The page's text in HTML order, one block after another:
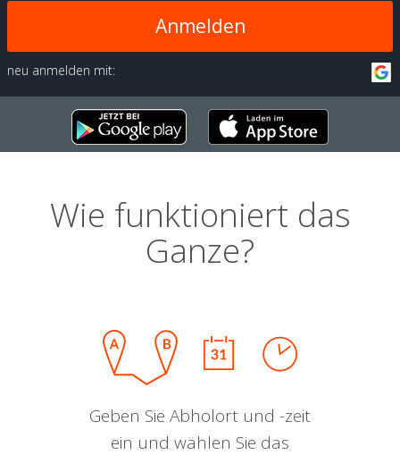
Anmelden
neu anmelden mit:
Wie funktioniert das
Ganze?
Geben Sie Abholort und -zeit
ein und wählen Sie das